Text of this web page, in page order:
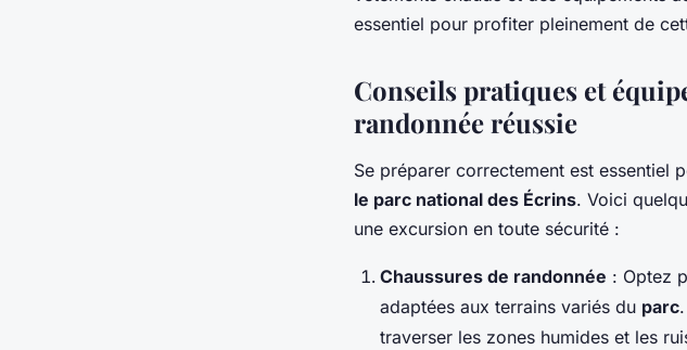
essentiel pour profiter pleinement de
Conseils pratiques et
randonnée réussie
Se préparer correctement est essentiel
le parc national des Écrins. Voici
une excursion en toute sécurité :
Chaussures de randonnée : Optez
adaptées aux terrains variés du parc
traverser les zones humides et les